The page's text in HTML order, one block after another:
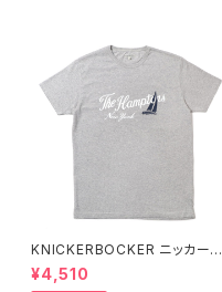
KNICKERBOCKER ニッカーボ
ッカー HEATHER GREY ハン
プトン Tシャツ
¥4,510